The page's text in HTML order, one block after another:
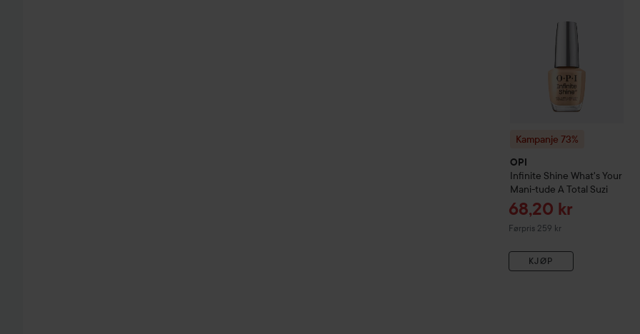
Kampanje 73%
OPI
Infinite Shine What's Your
Mani-tude A Total Suzi
Tilbudspris
68,20 kr
Førpris 259 kr
Ordinarie pris 259 kr
KJØP